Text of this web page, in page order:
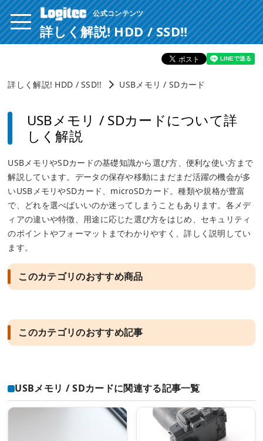
公式コンテンツ
詳しく解説! HDD / SSD!!
詳しく解説! HDD / SSD!! USBメモリ / SDカード
USBメモリ / SDカードについて詳
しく解説
USBメモリやSDカードの基礎知識から選び方、便利な使い方まで
解説しています。データの保存や移動にまだまだ活躍の機会が多
いUSBメモリやSDカード、microSDカード。種類や規格が豊富
で、どれを選べばいいのか迷ってしまうこともあります。各メデ
ィアの違いや特徴、用途に応じた選び方をはじめ、セキュリティ
のポイントやフォーマットまでわかりやすく、詳しく説明してい
ます。
このカテゴリのおすすめ商品
このカテゴリのおすすめ記事
USBメモリ / SDカードに関連する記事一覧